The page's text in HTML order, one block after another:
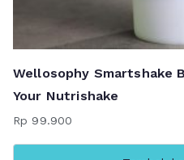
Wellosophy Smartshake
Your Nutrishake
Rp 99.900